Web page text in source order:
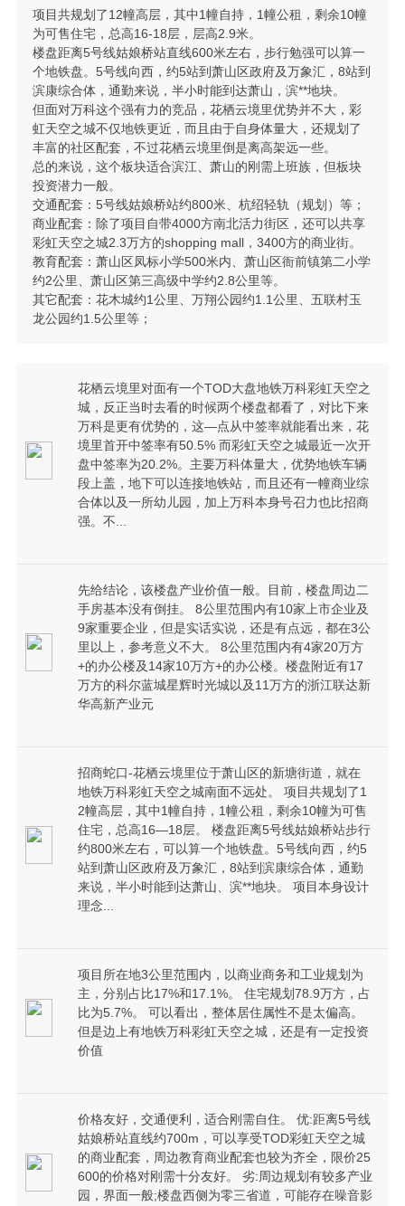
项目共规划了12幢高层，其中1幢自持，1幢公租，剩余10幢
为可售住宅，总高16-18层，层高2.9米。
楼盘距离5号线姑娘桥站直线600米左右，步行勉强可以算一
个地铁盘。5号线向西，约5站到萧山区政府及万象汇，8站到
滨康综合体，通勤来说，半小时能到达萧山，滨**地块。
但面对万科这个强有力的竞品，花栖云境里优势并不大，彩
虹天空之城不仅地铁更近，而且由于自身体量大，还规划了
丰富的社区配套，不过花栖云境里倒是离高架远一些。
总的来说，这个板块适合滨江、萧山的刚需上班族，但板块
投资潜力一般。
交通配套：5号线姑娘桥站约800米、杭绍轻轨（规划）等；
商业配套：除了项目自带4000方南北活力街区，还可以共享
彩虹天空之城2.3万方的shopping mall，3400方的商业街。
教育配套：萧山区凤标小学500米内、萧山区衙前镇第二小学
约2公里、萧山区第三高级中学约2.8公里等。
其它配套：花木城约1公里、万翔公园约1.1公里、五联村玉
龙公园约1.5公里等；
花栖云境里对面有一个TOD大盘地铁万科彩虹天空之
城，反正当时去看的时候两个楼盘都看了，对比下来
万科是更有优势的，这—点从中签率就能看出来，花
境里首开中签率有50.5% 而彩虹天空之城最近一次开
盘中签率为20.2%。主要万科体量大，优势地铁车辆
段上盖，地下可以连接地铁站，而且还有一幢商业综
合体以及一所幼儿园，加上万科本身号召力也比招商
强。不...
先给结论，该楼盘产业价值一般。目前，楼盘周边二
手房基本没有倒挂。 8公里范围内有10家上市企业及
9家重要企业，但是实话实说，还是有点远，都在3公
里以上，参考意义不大。 8公里范围内有4家20万方
+的办公楼及14家10万方+的办公楼。楼盘附近有17
万方的科尔蓝城星辉时光城以及11万方的浙江联达新
华高新产业元
招商蛇口-花栖云境里位于萧山区的新塘街道，就在
地铁万科彩虹天空之城南面不远处。 项目共规划了1
2幢高层，其中1幢自持，1幢公租，剩余10幢为可售
住宅，总高16—18层。 楼盘距离5号线姑娘桥站步行
约800米左右，可以算一个地铁盘。5号线向西，约5
站到萧山区政府及万象汇，8站到滨康综合体，通勤
来说，半小时能到达萧山、滨**地块。 项目本身设计
理念...
项目所在地3公里范围内，以商业商务和工业规划为
主，分别占比17%和17.1%。 住宅规划78.9万方，占
比为5.7%。 可以看出，整体居住属性不是太偏高。
但是边上有地铁万科彩虹天空之城，还是有一定投资
价值
价格友好，交通便利，适合刚需自住。 优:距离5号线
姑娘桥站直线约700m，可以享受TOD彩虹天空之城
的商业配套，周边教育商业配套也较为齐全，限价25
600的价格对刚需十分友好。 劣:周边规划有较多产业
园，界面一般;楼盘西侧为零三省道，可能存在噪音影